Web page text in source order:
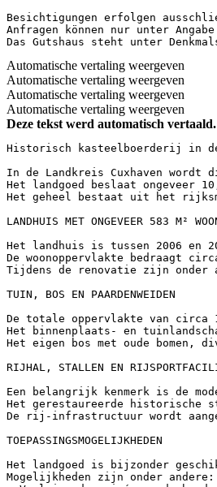
Besichtigungen erfolgen
Anfragen können nur unter
Das Gutshaus steht unter
Automatische vertaling weergeven
Automatische vertaling weergeven
Automatische vertaling weergeven
Automatische vertaling weergeven
Deze tekst werd automatisch vertaald.
Historisch kasteelboerderij in de
In de Landkreis Cuxhaven
Het landgoed beslaat ongeveer
Het geheel bestaat uit het
LANDHUIS MET ONGEVEER 583 M²
Het landhuis is tussen 2006 en
De woonoppervlakte bedraagt
Tijdens de renovatie zijn onder
TUIN, BOS EN PAARDENWEIDEN
De totale oppervlakte van circa
Het binnenplaats- en
Het eigen bos met oude bomen,
RIJHAL, STALLEN EN
Een belangrijk kenmerk is de
Het gerestaureerde historische
De rij-infrastructuur wordt
TOEPASSINGSMOGELIJKHEDEN
Het landgoed is bijzonder
Mogelijkheden zijn onder andere: